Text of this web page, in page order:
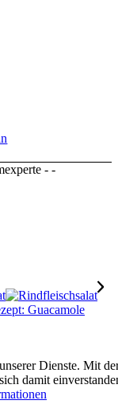
- -
Guacamole
Dienste. Mit
damit